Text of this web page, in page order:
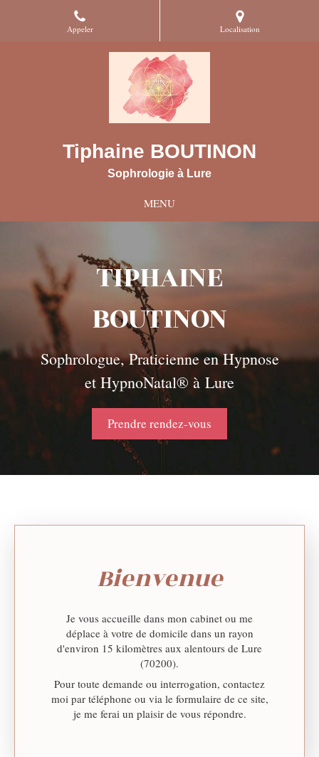
Appeler Localisation
Tiphaine BOUTINON
Sophrologie à Lure
MENU
TIPHAINE
BOUTINON
Sophrologue, Praticienne en Hypnose
et HypnoNatal® à Lure
Prendre rendez-vous
Bienvenue
Je vous accueille dans mon cabinet ou me
déplace à votre de domicile dans un rayon
d'environ 15 kilomètres aux alentours de Lure
(70200).
Pour toute demande ou interrogation, contactez
moi par téléphone ou via le formulaire de ce site,
je me ferai un plaisir de vous répondre.